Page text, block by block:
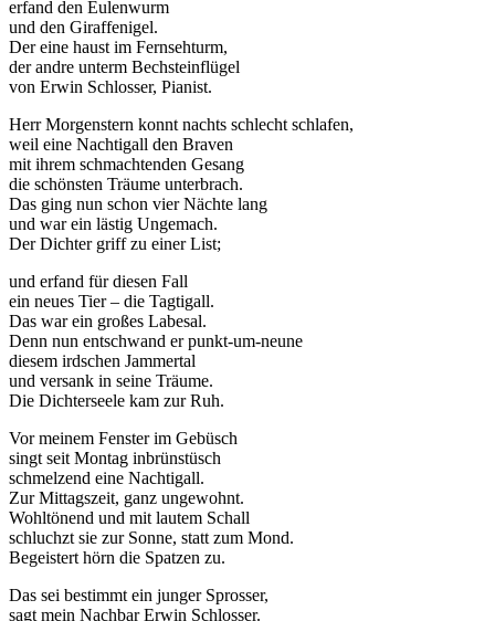
erfand den Eulenwurm
und den Giraffenigel.
Der eine haust im Fernsehturm,
der andre unterm Bechsteinflügel
von Erwin Schlosser, Pianist.
Herr Morgenstern konnt nachts schlecht schlafen,
weil eine Nachtigall den Braven
mit ihrem schmachtenden Gesang
die schönsten Träume unterbrach.
Das ging nun schon vier Nächte lang
und war ein lästig Ungemach.
Der Dichter griff zu einer List;
und erfand für diesen Fall
ein neues Tier – die Tagtigall.
Das war ein großes Labesal.
Denn nun entschwand er punkt-um-neune
diesem irdschen Jammertal
und versank in seine Träume.
Die Dichterseele kam zur Ruh.
Vor meinem Fenster im Gebüsch
singt seit Montag inbrünstüsch
schmelzend eine Nachtigall.
Zur Mittagszeit, ganz ungewohnt.
Wohltönend und mit lautem Schall
schluchzt sie zur Sonne, statt zum Mond.
Begeistert hörn die Spatzen zu.
Das sei bestimmt ein junger Sprosser,
sagt mein Nachbar Erwin Schlosser.